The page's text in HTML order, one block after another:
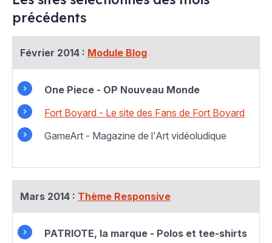
précédents
Février 2014 : Module Blog
One Piece - OP Nouveau Monde
Fort Boyard - Le site des Fans de Fort Boyard
GameArt - Magazine de l'Art vidéoludique
Mars 2014 : Thème Responsive
PATRIOTE, la marque - Polos et tee-shirts